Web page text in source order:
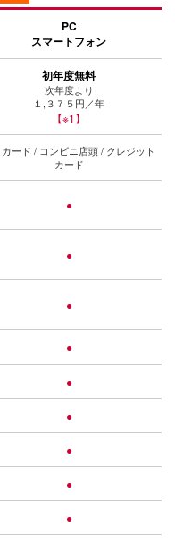
PC
スマートフォン
初年度無料
次年度より
１,３７５円／年
【※1】
カード / コンビニ店頭 / クレジット
カード
●
●
●
●
●
●
●
●
●